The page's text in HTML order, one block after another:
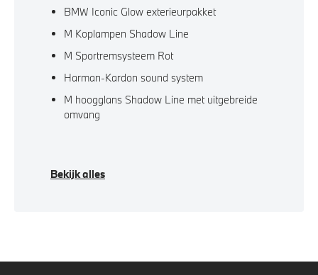
BMW Iconic Glow exterieurpakket
M Koplampen Shadow Line
M Sportremsysteem Rot
Harman-Kardon sound system
M hoogglans Shadow Line met uitgebreide
omvang
Bekijk alles